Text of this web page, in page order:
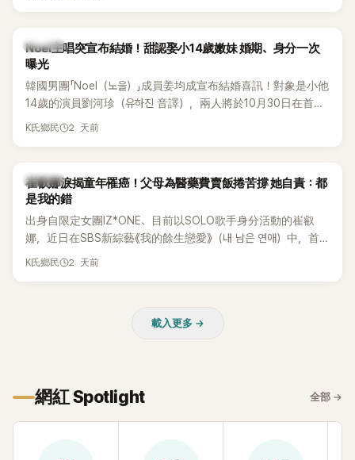
K-POP
Noel主唱突宣布結婚！甜認娶小14歲嫩妹 婚期、身分一次
曝光
韓國男團「Noel（노을）」成員姜均成宣布結婚喜訊！對象是小他
14歲的演員劉河珍（유하진 音譯），兩人將於10月30日在首爾
低調舉辦婚禮，消息一出立刻引發關注。
K氏鄉民 2 天前
K-POP
崔叡娜淚揭童年罹癌！父母為醫藥費賣飯捲苦撐 她自責：都
是我的錯
出身自限定女團IZ*ONE、目前以SOLO歌手身分活動的崔叡
娜，近日在SBS新綜藝《我的餘生戀愛》（내 남은 연애）中，首
度談起自己幼年罹患小兒癌的經歷，回憶起父母為了籌措醫療
K氏鄉民 2 天前
載入更多 →
網紅 Spotlight 全部 →